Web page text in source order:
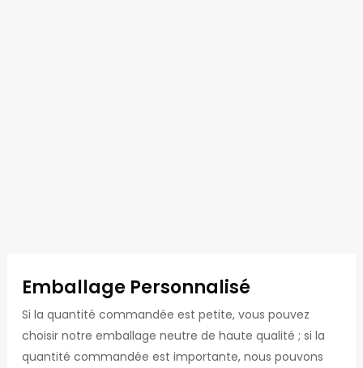
Emballage Personnalisé
Si la quantité commandée est petite, vous pouvez
choisir notre emballage neutre de haute qualité ; si la
quantité commandée est importante, nous pouvons